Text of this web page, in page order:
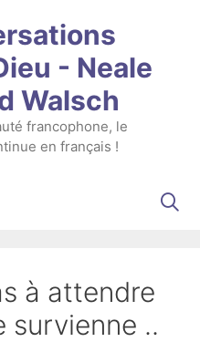
- Neale
Walsch
francophone, le
en français !
à attendre
survienne ..